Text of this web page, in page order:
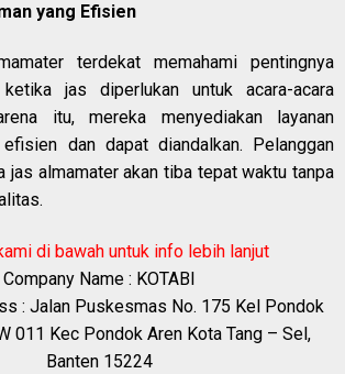
yang Efisien
terdekat memahami pentingnya
jas diperlukan untuk acara-acara
itu, mereka menyediakan layanan
dan dapat diandalkan. Pelanggan
jas almamater akan tiba tepat waktu tanpa
di bawah untuk info lebih lanjut
Company Name : KOTABI
: Jalan Puskesmas No. 175 Kel Pondok
011 Kec Pondok Aren Kota Tang – Sel,
Banten 15224